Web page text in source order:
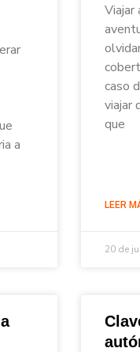
a
Viajar
caso
viajar
que
LEER
20 de